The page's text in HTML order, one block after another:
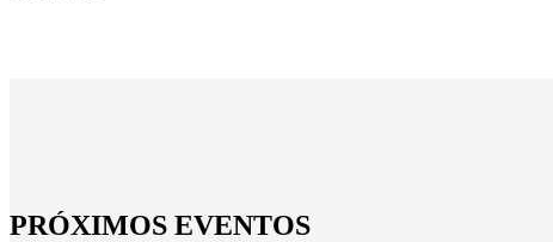
PRÓXIMOS EVENTOS